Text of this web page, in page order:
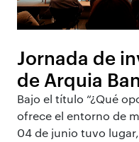
Jornada de
de Arquia
Bajo el título “¿Qué
ofrece el entorno de
04 de junio tuvo